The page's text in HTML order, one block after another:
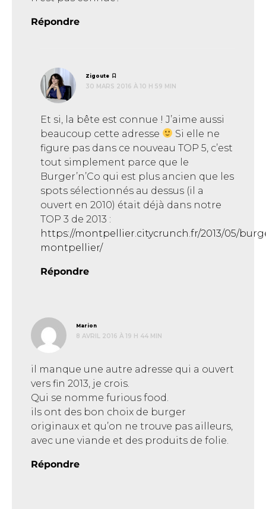
Répondre
Zigoute
30 MARS 2016 À 10 H 59 MIN
Et si, la bête est connue ! J’aime aussi
beaucoup cette adresse
Si elle ne
figure pas dans ce nouveau TOP 5, c’est
tout simplement parce que le
Burger’n’Co qui est plus ancien que les
spots sélectionnés au dessus (il a
ouvert en 2010) était déjà dans notre
TOP 3 de 2013 :
https://montpellier.citycrunch.fr/2013/05/
montpellier/
Répondre
Marion
8 AVRIL 2016 À 19 H 44 MIN
il manque une autre adresse qui a ouvert
vers fin 2013, je crois.
Qui se nomme furious food.
ils ont des bon choix de burger
originaux et qu’on ne trouve pas ailleurs,
avec une viande et des produits de folie.
Répondre